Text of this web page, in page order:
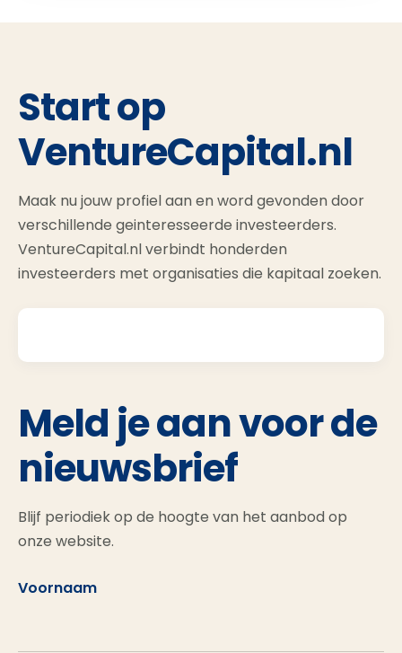
Start op
VentureCapital.nl
Maak nu jouw profiel aan en word gevonden door
verschillende geinteresseerde investeerders.
VentureCapital.nl verbindt honderden
investeerders met organisaties die kapitaal zoeken.
Meld je aan voor de
nieuwsbrief
Blijf periodiek op de hoogte van het aanbod op
onze website.
Voornaam